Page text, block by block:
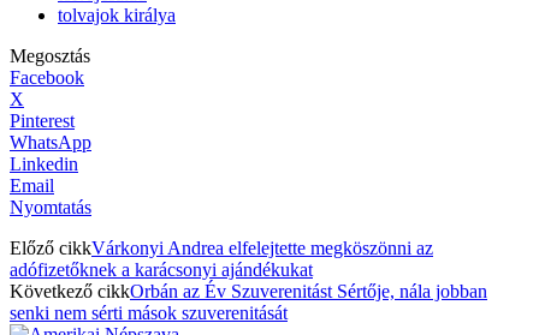
tolvajok királya
Megosztás
Facebook
X
Pinterest
WhatsApp
Linkedin
Email
Nyomtatás
Előző cikkVárkonyi Andrea elfelejtette megköszönni az
adófizetőknek a karácsonyi ajándékukat
Következő cikkOrbán az Év Szuverenitást Sértője, nála jobban
senki nem sérti mások szuverenitását